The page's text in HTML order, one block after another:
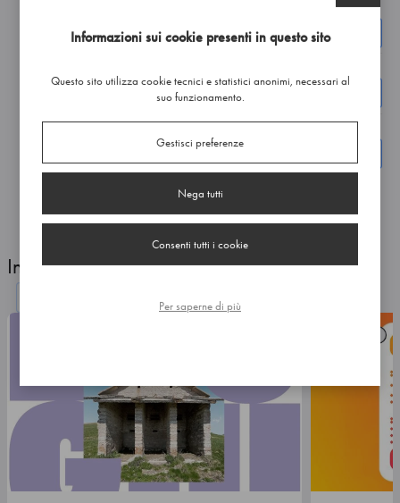
10,00-12,00 Lunedì, Mercoledì, Venerdì
10,00-12,00 Lunedì-Venerdì
Accesso alla segreteria
Consentito previo appuntamento
In evidenza
Informazioni sui cookie presenti in questo sito
Questo sito utilizza cookie tecnici e statistici anonimi, necessari al
suo funzionamento.
Gestisci preferenze
Nega tutti
Consenti tutti i cookie
Per saperne di più